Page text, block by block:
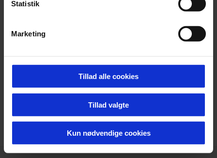
Statistik
Marketing
Tillad alle cookies
Tillad valgte
Kun nødvendige cookies
Projekt hånd i hånd – det udvidede